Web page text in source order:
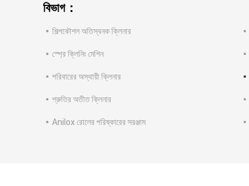
বিভাগ：
শিল্পকৌশল অতিস্বনক ক্লিনার
স্প্রে ক্লিনিং মেশিন
পরিবারের অস্থায়ী ক্লিনার
শ্রুতির অতীত ক্লিনার
Anilox রোলের পরিষ্কারের সরঞ্জাম